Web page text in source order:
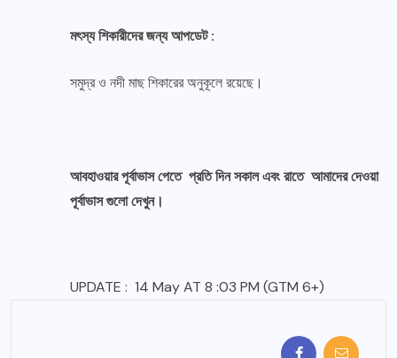
মৎস্য শিকারীদের জন্য আপডেট :
সমুদ্র ও নদী মাছ শিকারের অনুকূলে রয়েছে।
আবহাওয়ার পূর্বাভাস পেতে প্রতি দিন সকাল এবং রাতে আমাদের দেওয়া
পূর্বাভাস গুলো দেখুন।
UPDATE : 14 May AT 8 :03 PM (GTM 6+)